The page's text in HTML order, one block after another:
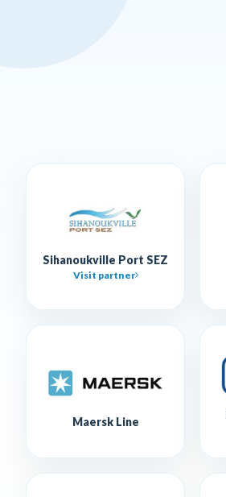
Sihanoukville Port SEZ
Visit partner
Maersk Line